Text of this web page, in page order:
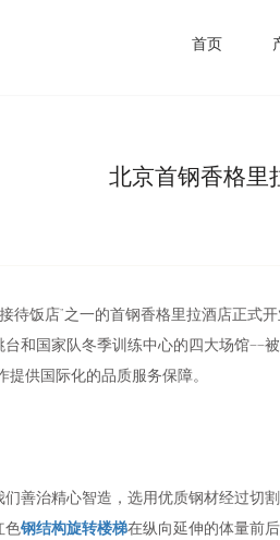
首页
北京首钢香格里
方接待饭店”之一的首钢香格里拉酒店
和国家队冬季训练中心的四大场馆——
供国际化的品质服务保障。
善治精心智造，选用优质钢材经过切
色钢结构旋转楼梯在纵向延伸的体量前